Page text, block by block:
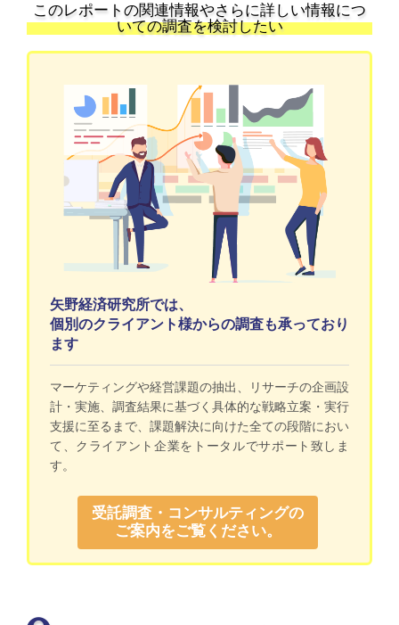
このレポートの関連情報やさらに詳しい情報につ
いての調査を検討したい
矢野経済研究所では、
個別のクライアント様からの調査も承っており
ます
マーケティングや経営課題の抽出、リサーチの企画設
計・実施、調査結果に基づく具体的な戦略立案・実行
支援に至るまで、課題解決に向けた全ての段階におい
て、クライアント企業をトータルでサポート致しま
す。
受託調査・コンサルティングの
ご案内をご覧ください。